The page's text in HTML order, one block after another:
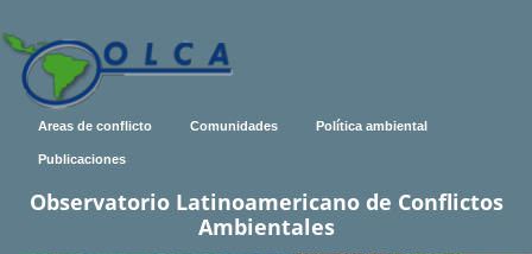
Areas de conflicto Comunidades Política ambiental
Publicaciones
Observatorio Latinoamericano de Conflictos
Ambientales